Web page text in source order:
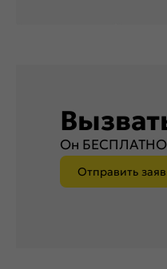
Он БЕСПЛАТНО
Отправить